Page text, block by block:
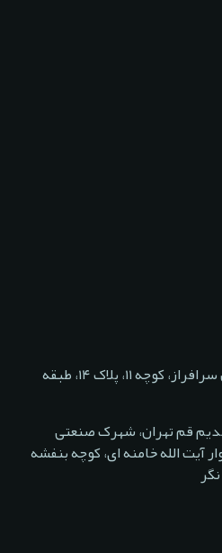
دفتر مرکزی : تهران، خیابان سرافراز، کوچه ۱۱، پلاک ۱۴، طبقه
۱۵ جاده قدیم قم تهران، شهرک صنعتی
الله خامنه ای، کوچه بنفشه